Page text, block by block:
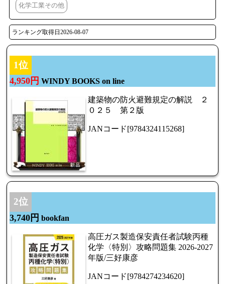
化学工業その他
ランキング取得日2026-08-07
1位
4,950円 WINDY BOOKS on line
建築物の防火避難規定の解説 ２
０２５ 第２版
JANコード[9784324115268]
2位
3,740円 bookfan
高圧ガス製造保安責任者試験丙種
化学〈特別〉攻略問題集 2026-2027
年版/三好康彦
JANコード[9784274234620]